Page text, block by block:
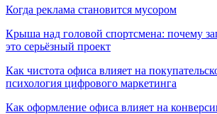
Когда реклама становится мусором
Крыша над головой спортсмена: почему
это серьёзный проект
Как чистота офиса влияет на
психология цифрового маркетинга
Как оформление офиса влияет на